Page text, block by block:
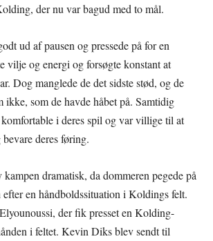
der nu var bagud med to mål.
ud af pausen og pressede på for en
vilje og energi og forsøgte konstant at
Dog manglede de det sidste stød, og de
ikke, som de havde håbet på. Samtidig
i deres spil og var villige til at
deres føring.
dramatisk, da dommeren pegede på
efter en håndboldssituation i Koldings felt.
der fik presset en Kolding-
i feltet. Kevin Diks blev sendt til